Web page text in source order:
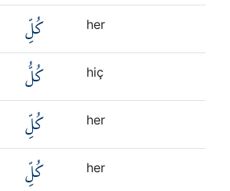
كُلِّ her
كُلُّ hiç
كُلِّ her
كُلِّ her